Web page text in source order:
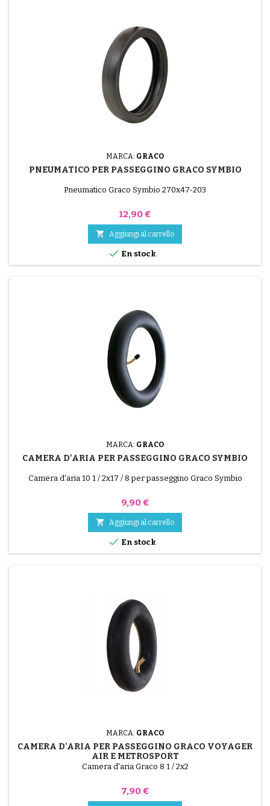
MARCA: GRACO
PNEUMATICO PER PASSEGGINO GRACO SYMBIO
Pneumatico Graco Symbio 270x47-203
Prezzo
12,90 €
 Aggiungi al carrello
 En stock
MARCA: GRACO
CAMERA D'ARIA PER PASSEGGINO GRACO SYMBIO
Camera d'aria 10 1 / 2x17 / 8 per passeggino Graco Symbio
Prezzo
9,90 €
 Aggiungi al carrello
 En stock
MARCA: GRACO
CAMERA D'ARIA PER PASSEGGINO GRACO VOYAGER
AIR E METROSPORT
Camera d'aria Graco 8 1 / 2x2
Prezzo
7,90 €